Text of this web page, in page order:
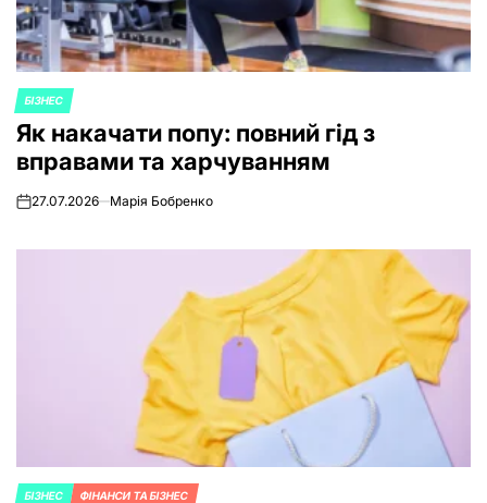
POSTED
IN
БІЗНЕС
Як накачати попу: повний гід з
вправами та харчуванням
on27.07.2026 Марія Бобренко
БІЗНЕС ФІНАНСИ ТА БІЗНЕС